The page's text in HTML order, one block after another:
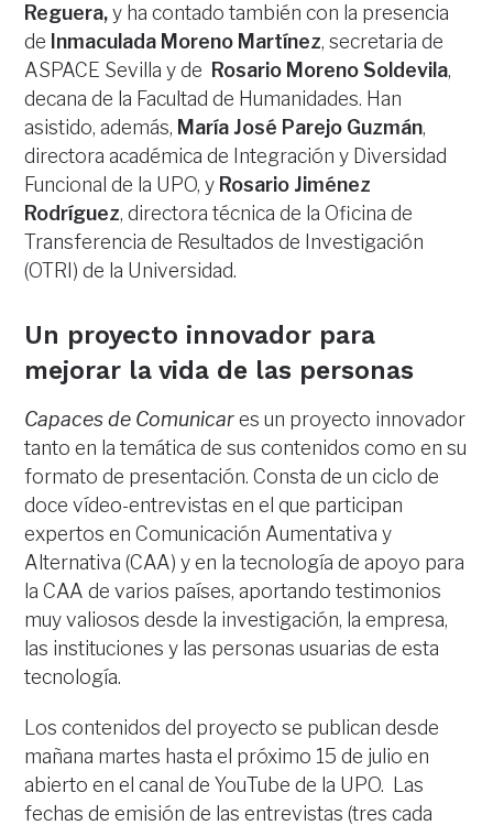
Reguera,y ha contado también con la presencia
de Inmaculada Moreno Martínez, secretaria de
ASPACE Sevilla y de Rosario Moreno Soldevila,
decana de la Facultad de Humanidades. Han
asistido, además, María José Parejo Guzmán,
directora académica de Integración y Diversidad
Funcional de la UPO, y Rosario Jiménez
Rodríguez, directora técnica de la Oficina de
Transferencia de Resultados de Investigación
(OTRI) de la Universidad.
Un proyecto innovador para
mejorar la vida de las personas
Capaces de Comunicares un proyecto innovador
tanto en la temática de sus contenidos como en su
formato de presentación. Consta de un ciclo de
doce vídeo-entrevistas en el que participan
expertos en Comunicación Aumentativa y
Alternativa (CAA) y en la tecnología de apoyo para
la CAA de varios países, aportando testimonios
muy valiosos desde la investigación, la empresa,
las instituciones y las personas usuarias de esta
tecnología.
Los contenidos del proyecto se publican desde
mañana martes hasta el próximo 15 de julio en
abierto en el canal de YouTube de la UPO. Las
fechas de emisión de las entrevistas (tres cada